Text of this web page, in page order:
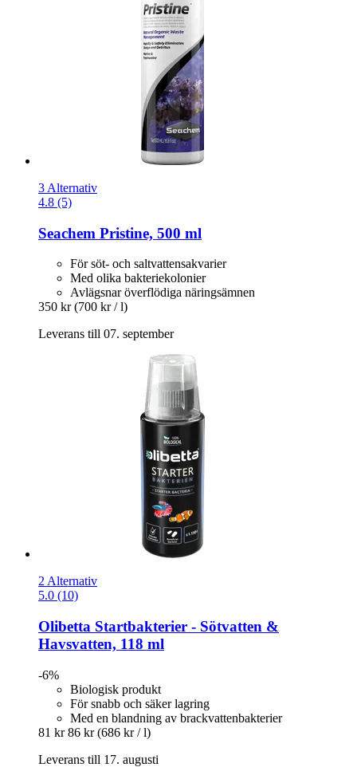
3 Alternativ
4.8 (5)
Seachem Pristine, 500 ml
För söt- och saltvattensakvarier
Med olika bakteriekolonier
Avlägsnar överflödiga näringsämnen
350 kr (700 kr / l)
Leverans till 07. september
2 Alternativ
5.0 (10)
Olibetta Startbakterier -​ Sötvatten &
Havsvatten, 118 ml
-6%
Biologisk produkt
För snabb och säker lagring
Med en blandning av brackvattenbakterier
81 kr 86 kr (686 kr / l)
Leverans till 17. augusti